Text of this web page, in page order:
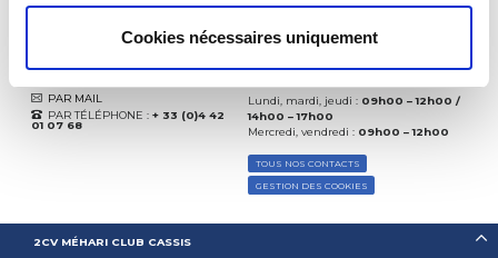
Cookies nécessaires uniquement
PAR MAIL
PAR TÉLÉPHONE : + 33 (0)4 42
01 07 68
Lundi, mardi, jeudi : 09h00 – 12h00 /
14h00 – 17h00
Mercredi, vendredi : 09h00 – 12h00
TOUS NOS CONTACTS
GESTION DES COOKIES
2CV MÉHARI CLUB CASSIS